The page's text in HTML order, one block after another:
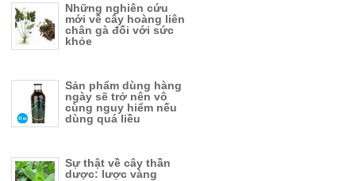
Những nghiên cứu
mới về cây hoàng liên
chân gà đối với sức
khỏe
Sản phẩm dùng hàng
ngày sẽ trở nên vô
cùng nguy hiểm nếu
dùng quá liều
Sự thật về cây thần
dược: lược vàng